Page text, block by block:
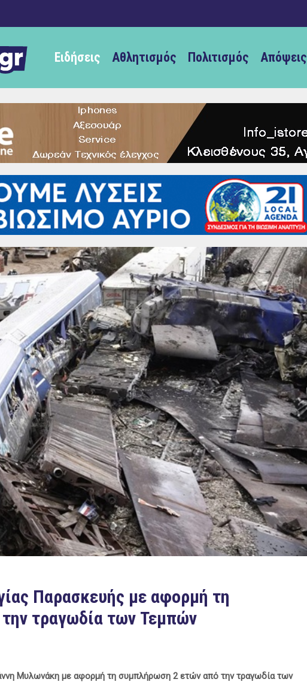
Ειδήσεις Αθλητισμός Πολιτισμός Απόψεις
Παρασκευής με αφορμή τη
τραγωδία των Τεμπών
Μυλωνάκη με αφορμή τη συμπλήρωση 2 ετών από την τραγωδία των